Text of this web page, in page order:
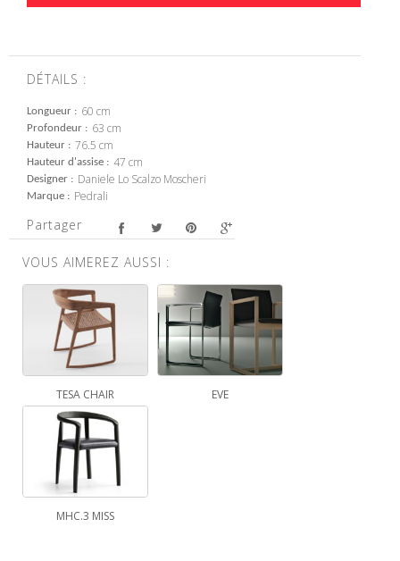
DÉTAILS :
Longueur 60 cm
Profondeur 63 cm
Hauteur 76.5 cm
Hauteur d'assise 47 cm
Designer Daniele Lo Scalzo Moscheri
Marque Pedrali
Partager
VOUS AIMEREZ AUSSI :
TESA CHAIR EVE
MHC.3 MISS